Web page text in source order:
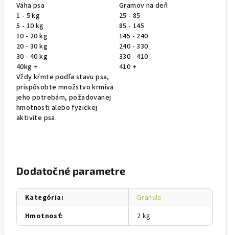
Váha psa
Gramov na deň
1 - 5 kg
25 - 85
5 - 10 kg
85 - 145
10 - 20 kg
145 - 240
20 - 30 kg
240 - 330
30 - 40 kg
330 - 410
40kg +
410 +
Vždy kŕmte podľa stavu psa,
prispôsobte množstvo krmiva
jeho potrebám, požadovanej
hmotnosti alebo fyzickej
aktivite psa.
Dodatočné parametre
Kategória:
Granule
Hmotnosť: 2 kg